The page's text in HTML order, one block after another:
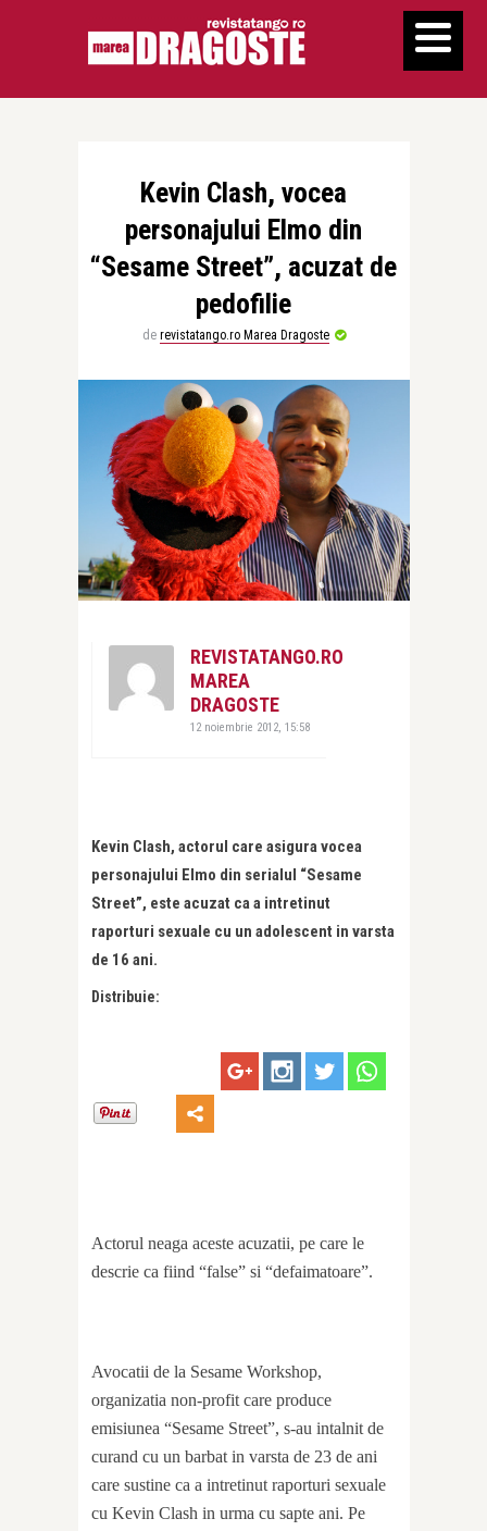
Kevin Clash, vocea
personajului Elmo din
“Sesame Street”, acuzat de
pedofilie
de revistatango.ro Marea Dragoste
REVISTATANGO.RO
MAREA
DRAGOSTE
12 noiembrie 2012, 15:58
Kevin Clash, actorul care asigura vocea
personajului Elmo din serialul “Sesame
Street”, este acuzat ca a intretinut
raporturi sexuale cu un adolescent in varsta
de 16 ani.
Distribuie:
Actorul neaga aceste acuzatii, pe care le
descrie ca fiind “false” si “defaimatoare”.
Avocatii de la Sesame Workshop,
organizatia non-profit care produce
emisiunea “Sesame Street”, s-au intalnit de
curand cu un barbat in varsta de 23 de ani
care sustine ca a intretinut raporturi sexuale
cu Kevin Clash in urma cu sapte ani. Pe